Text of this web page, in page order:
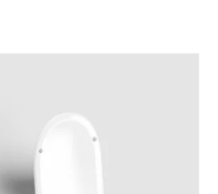
AJOUTER AU PANIER